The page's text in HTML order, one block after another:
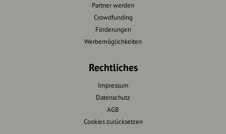
Partner werden
Crowdfunding
Förderungen
Werbemöglichkeiten
Rechtliches
Impressum
Datenschutz
AGB
Cookies zurücksetzen